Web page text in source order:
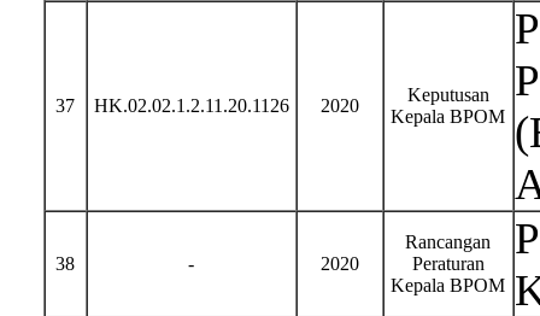
37 HK.02.02.1.2.11.20.1126 2020
Keputusan
Kepala BPOM
38 - 2020
Rancangan
Peraturan
Kepala BPOM